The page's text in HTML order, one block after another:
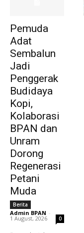
Pemuda
Adat
Sembalun
Jadi
Penggerak
Budidaya
Kopi,
Kolaborasi
BPAN dan
Unram
Dorong
Regenerasi
Petani
Muda
Berita
Admin BPAN -
1 August, 2026 0